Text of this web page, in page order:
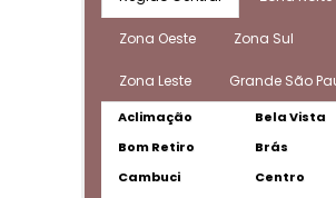
Zona Oeste Zona Sul
Zona Leste Grande São
Aclimação
Bela Vista
Bom Retiro
Brás
Cambuci
Centro